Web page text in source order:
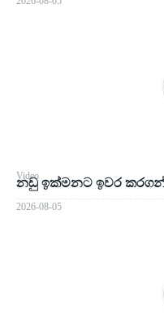
Video
නඩු ඉක්මනට ඉවර
2026-08-05